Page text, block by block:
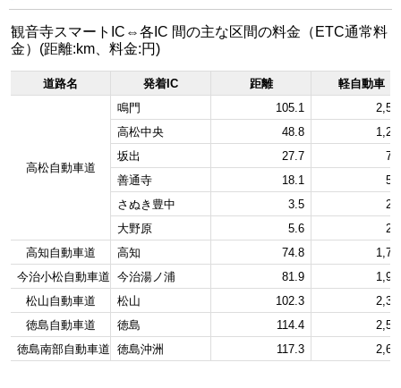
観音寺スマートIC⇔各IC 間の主な区間の料金（ETC通常料
金）(距離:km、料金:円)
道路名 発着IC 距離 軽自動車
高松自動車道
鳴門 105.1
高松中央
48.8
坂出
27.7
善通寺
18.1
さぬき豊中
3.5
大野原
5.6
高知自動車道
高知 74.8
今治小松自動車道 今治湯ノ浦 81.9
松山自動車道
松山 102.3
徳島自動車道
徳島 114.4
徳島南部自動車道 徳島沖洲 117.3